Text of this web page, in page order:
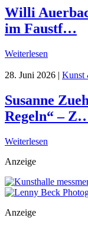
Willi
im Faustf…
Weiterlesen
28. Juni 2026 | Kunst
Susanne
Regeln“ –
Weiterlesen
Anzeige
Anzeige